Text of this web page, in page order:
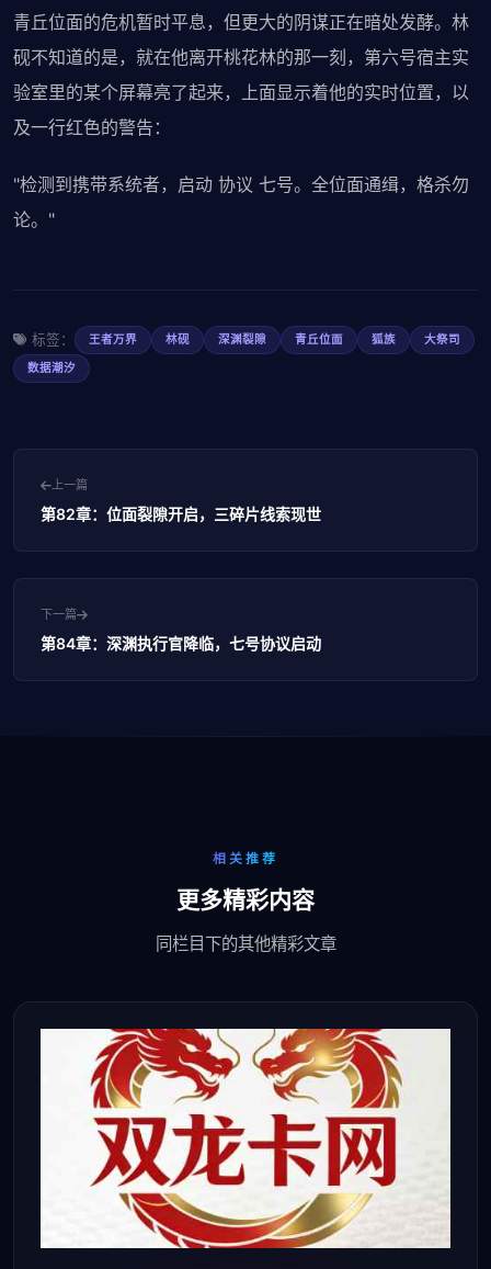
青丘位面的危机暂时平息，但更大的阴谋正在暗处发酵。林
砚不知道的是，就在他离开桃花林的那一刻，第六号宿主实
验室里的某个屏幕亮了起来，上面显示着他的实时位置，以
及一行红色的警告：
"检测到携带系统者，启动 协议 七号。全位面通缉，格杀勿
论。"
标签： 王者万界 林砚 深渊裂隙 青丘位面 狐族
大祭司
数据潮汐
上一篇
第82章：位面裂隙开启，三碎片线索现世
下一篇
第84章：深渊执行官降临，七号协议启动
相关推荐
更多精彩内容
同栏目下的其他精彩文章